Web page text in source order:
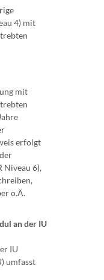
4) mit
mit
erfolgt
Niveau 6),
o.Ä.
an der IU
IU
umfasst